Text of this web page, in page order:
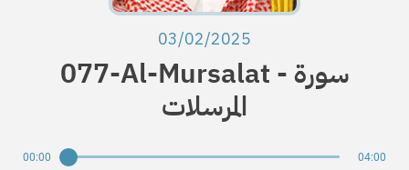
03/02/2025
077-Al-Mursalat - سورة
المرسلات
00:00 04:00